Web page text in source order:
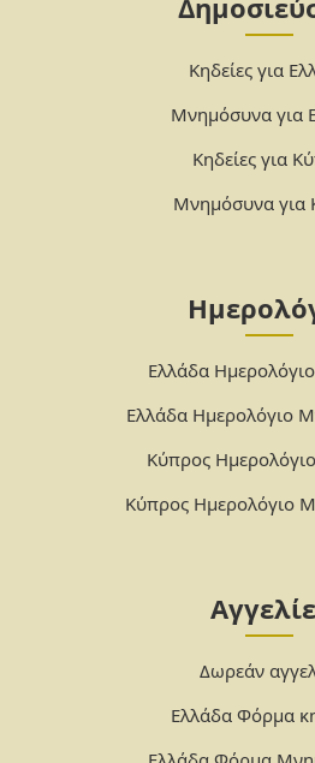
Κηδείες για
Μνημόσυνα για
Κηδείες για
Μνημόσυνα για
Ελλάδα
Ελλάδα Ημερολόγιο
Κύπρος
Κύπρος Ημερολόγιο
Δωρεάν
Ελλάδα Φόρμα